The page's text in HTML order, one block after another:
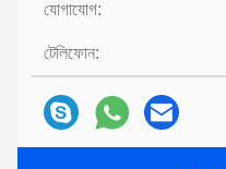
যোগাযোগ:
টেলিফোন: